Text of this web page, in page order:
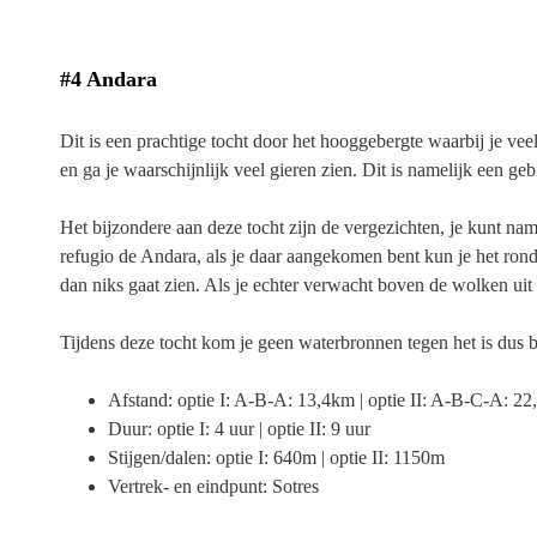
#4 Andara
Dit is een prachtige tocht door het hooggebergte waarbij je
en ga je waarschijnlijk veel gieren zien. Dit is namelijk een
Het bijzondere aan deze tocht zijn de vergezichten, je kunt
refugio de Andara, als je daar aangekomen bent kun je het
dan niks gaat zien. Als je echter verwacht boven de wolken
Tijdens deze tocht kom je geen waterbronnen tegen het is
Afstand: optie I: A-B-A: 13,4km | optie II: A-B-C-A:
Duur: optie I: 4 uur | optie II: 9 uur
Stijgen/dalen: optie I: 640m | optie II: 1150m
Vertrek- en eindpunt: Sotres